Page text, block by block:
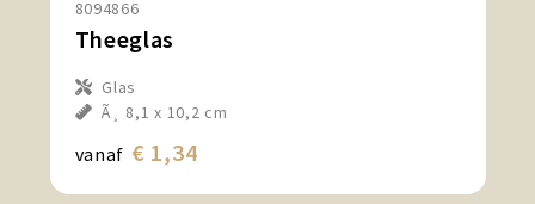
Snoepgoed en Koek
Technologie
8094866
Theeglas
Glas
Ã¸ 8,1 x 10,2 cm
vanaf € 1,34